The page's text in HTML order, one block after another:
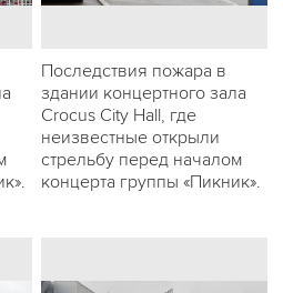
Последствия пожара в
здании концертного зала
Crocus City Hall, где
неизвестные открыли
стрельбу перед началом
концерта группы «Пикник».